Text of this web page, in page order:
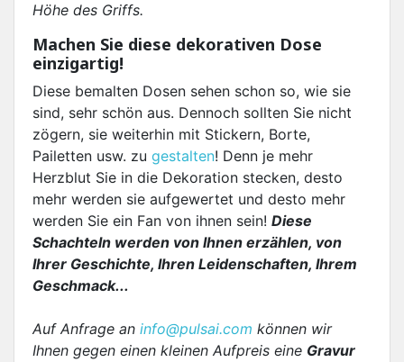
Höhe des Griffs.
Machen Sie diese dekorativen Dose
einzigartig!
Diese bemalten Dosen sehen schon so, wie sie
sind, sehr schön aus. Dennoch sollten Sie nicht
zögern, sie weiterhin mit Stickern, Borte,
Pailetten usw. zu gestalten! Denn je mehr
Herzblut Sie in die Dekoration stecken, desto
mehr werden sie aufgewertet und desto mehr
werden Sie ein Fan von ihnen sein! Diese
Schachteln werden von Ihnen erzählen, von
Ihrer Geschichte, Ihren Leidenschaften, Ihrem
Geschmack...
Auf Anfrage an info@pulsai.com können wir
Ihnen gegen einen kleinen Aufpreis eine Gravur